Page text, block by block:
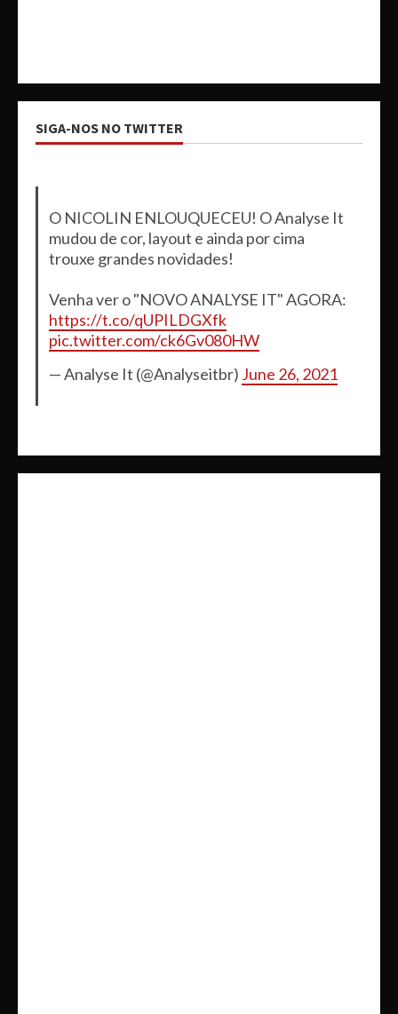
SIGA-NOS NO TWITTER
O NICOLIN ENLOUQUECEU! O Analyse It
mudou de cor, layout e ainda por cima
trouxe grandes novidades!
Venha ver o "NOVO ANALYSE IT" AGORA:
https://t.co/qUPILDGXfk
pic.twitter.com/ck6Gv080HW
— Analyse It (@Analyseitbr) June 26, 2021